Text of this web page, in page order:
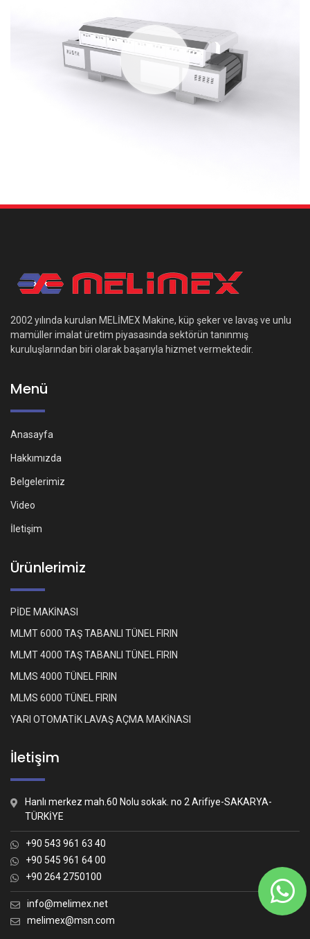
2002 yılında kurulan MELİMEX Makine, küp şeker ve lavaş ve unlu
mamüller imalat üretim piyasasında sektörün tanınmış
kuruluşlarından biri olarak başarıyla hizmet vermektedir.
Menü
Anasayfa
Hakkımızda
Belgelerimiz
Video
İletişim
Ürünlerimiz
PİDE MAKİNASI
MLMT 6000 TAŞ TABANLI TÜNEL FIRIN
MLMT 4000 TAŞ TABANLI TÜNEL FIRIN
MLMS 4000 TÜNEL FIRIN
MLMS 6000 TÜNEL FIRIN
YARI OTOMATİK LAVAŞ AÇMA MAKİNASI
İletişim
Hanlı merkez mah.60 Nolu sokak. no 2 Arifiye-SAKARYA-
TÜRKİYE
+90 543 961 63 40
+90 545 961 64 00
+90 264 2750100
info@melimex.net
melimex@msn.com
Nasıl yardımcı olabiliriz?